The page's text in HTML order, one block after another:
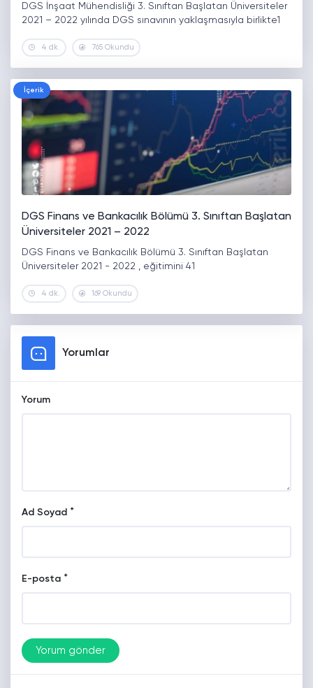
DGS İnşaat Mühendisliği 3. Sınıftan Başlatan Üniversiteler
2021 – 2022 yılında DGS sınavının yaklaşmasıyla birlikte1
4 dk. 765 Okundu
İçerik
DGS Finans ve Bankacılık Bölümü 3. Sınıftan Başlatan
Üniversiteler 2021 – 2022
DGS Finans ve Bankacılık Bölümü 3. Sınıftan Başlatan
Üniversiteler 2021 - 2022 , eğitimini 41
4 dk. 169 Okundu
Yorumlar
Yorum
Ad Soyad *
E-posta *